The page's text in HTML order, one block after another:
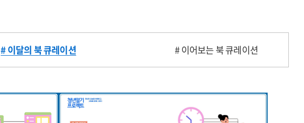
# 이달의 북 큐레이션 # 이어보는 북 큐레이션